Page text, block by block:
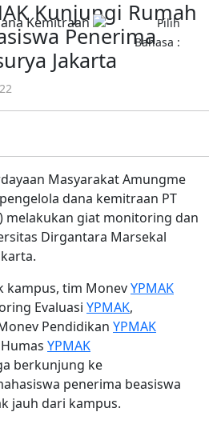
Kemitraan
Pilih
Bahasa :
Kunjungi Rumah
Penerima
Jakarta
Masyarakat Amungme
dana kemitraan PT
melakukan giat monitoring dan
Dirgantara Marsekal
kampus, tim MonevYPMAK
Evaluasi YPMAK,
Pendidikan YPMAK
YPMAK
berkunjung ke
penerima beasiswa
jauh dari kampus.